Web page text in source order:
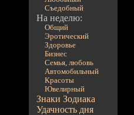
Съедобный
На неделю:
Общий
Эротический
Здоровье
Бизнес
Семья, любовь
Автомобильный
Красоты
Ювелирный
Знаки Зодиака
Удачность дня